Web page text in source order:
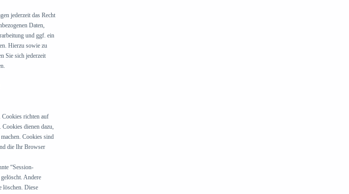
jederzeit das Recht
Daten,
und ggf. ein
Hierzu sowie zu
Sie sich jederzeit
Cookies richten auf
dienen dazu,
Cookies sind
die Ihr Browser
“Session-
Andere
löschen. Diese